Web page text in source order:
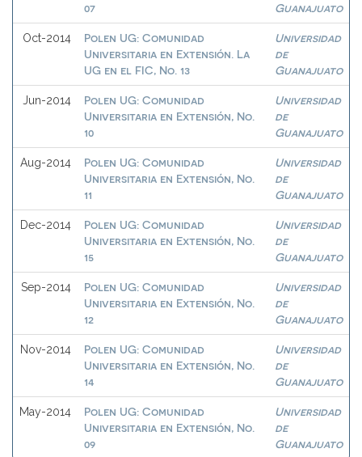
07
Guanajuato
Oct-2014
Polen UG: Comunidad
Universitaria en Extensión. La
UG en el FIC, No. 13
Universidad
de
Guanajuato
Jun-2014
Polen UG: Comunidad
Universitaria en Extensión, No.
10
Universidad
de
Guanajuato
Aug-2014
Polen UG: Comunidad
Universitaria en Extensión, No.
11
Universidad
de
Guanajuato
Dec-2014
Polen UG: Comunidad
Universitaria en Extensión, No.
15
Universidad
de
Guanajuato
Sep-2014
Polen UG: Comunidad
Universitaria en Extensión, No.
12
Universidad
de
Guanajuato
Nov-2014
Polen UG: Comunidad
Universitaria en Extensión, No.
14
Universidad
de
Guanajuato
May-2014
Polen UG: Comunidad
Universitaria en Extensión, No.
09
Universidad
de
Guanajuato